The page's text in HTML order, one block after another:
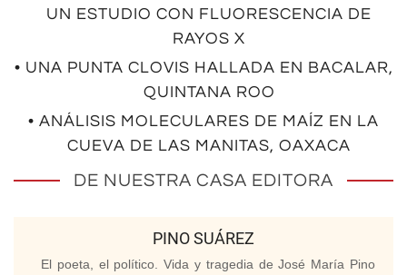
UN ESTUDIO CON FLUORESCENCIA DE
RAYOS X
• UNA PUNTA CLOVIS HALLADA EN BACALAR,
QUINTANA ROO
• ANÁLISIS MOLECULARES DE MAÍZ EN LA
CUEVA DE LAS MANITAS, OAXACA
DE NUESTRA CASA EDITORA
PINO SUÁREZ
El poeta, el político. Vida y tragedia de José María Pino